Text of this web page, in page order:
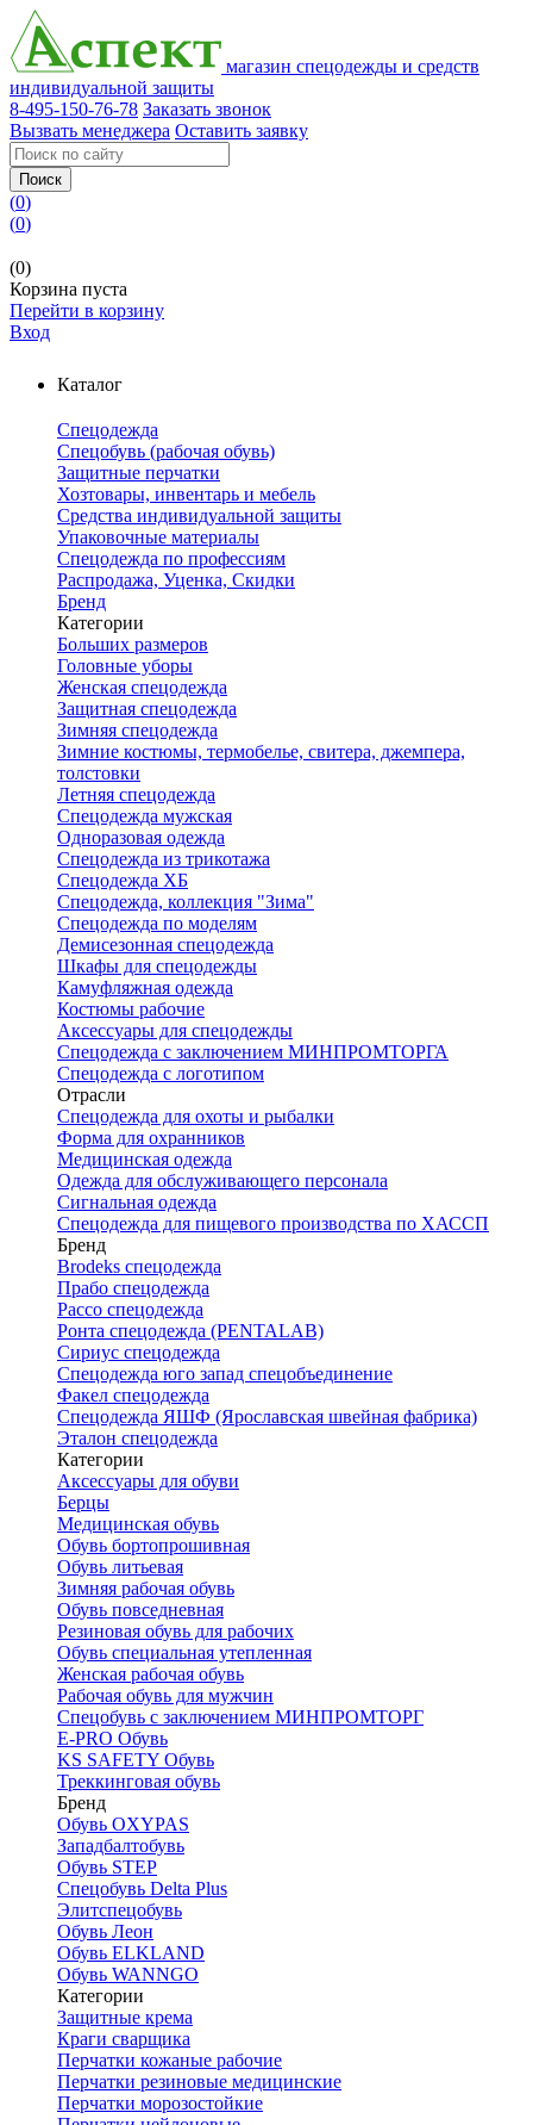
магазин спецодежды и средств
индивидуальной защиты
8-495-150-76-78 Заказать звонок
Вызвать менеджера Оставить заявку
Поиск
(0)
(0)
(0)
Корзина пуста
Перейти в корзину
Вход
Каталог
Спецодежда
Спецобувь (рабочая обувь)
Защитные перчатки
Хозтовары, инвентарь и мебель
Средства индивидуальной защиты
Упаковочные материалы
Спецодежда по профессиям
Распродажа, Уценка, Скидки
Бренд
Категории
Больших размеров
Головные уборы
Женская спецодежда
Защитная спецодежда
Зимняя спецодежда
Зимние костюмы, термобелье, свитера, джемпера,
толстовки
Летняя спецодежда
Спецодежда мужская
Одноразовая одежда
Спецодежда из трикотажа
Спецодежда ХБ
Спецодежда, коллекция "Зима"
Спецодежда по моделям
Демисезонная спецодежда
Шкафы для спецодежды
Камуфляжная одежда
Костюмы рабочие
Аксессуары для спецодежды
Спецодежда с заключением МИНПРОМТОРГА
Спецодежда с логотипом
Отрасли
Спецодежда для охоты и рыбалки
Форма для охранников
Медицинская одежда
Одежда для обслуживающего персонала
Сигнальная одежда
Спецодежда для пищевого производства по ХАССП
Бренд
Brodeks спецодежда
Прабо спецодежда
Рассо спецодежда
Ронта спецодежда (PENTALAB)
Сириус спецодежда
Спецодежда юго запад спецобъединение
Факел спецодежда
Спецодежда ЯШФ (Ярославская швейная фабрика)
Эталон спецодежда
Категории
Аксессуары для обуви
Берцы
Медицинская обувь
Обувь бортопрошивная
Обувь литьевая
Зимняя рабочая обувь
Обувь повседневная
Резиновая обувь для рабочих
Обувь специальная утепленная
Женская рабочая обувь
Рабочая обувь для мужчин
Спецобувь с заключением МИНПРОМТОРГ
E-PRO Обувь
KS SAFETY Обувь
Треккинговая обувь
Бренд
Обувь OXYPAS
Западбалтобувь
Обувь STEP
Спецобувь Delta Plus
Элитспецобувь
Обувь Леон
Обувь ELKLAND
Обувь WANNGO
Категории
Защитные крема
Краги сварщика
Перчатки кожаные рабочие
Перчатки резиновые медицинские
Перчатки морозостойкие